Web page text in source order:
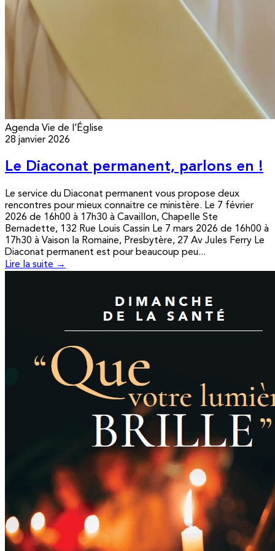
Agenda Vie de l’Église
28 janvier 2026
Le Diaconat permanent, parlons en !
Le service du Diaconat permanent vous propose deux
rencontres pour mieux connaitre ce ministère. Le 7 février
2026 de 16h00 à 17h30 à Cavaillon, Chapelle Ste
Bernadette, 132 Rue Louis Cassin Le 7 mars 2026 de 16h00 à
17h30 à Vaison la Romaine, Presbytère, 27 Av Jules Ferry Le
Diaconat permanent est pour beaucoup peu...
Lire la suite →